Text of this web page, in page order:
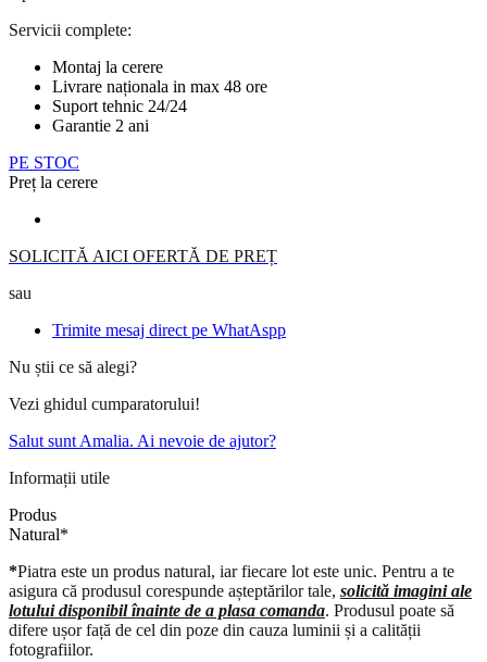
Servicii complete:
Montaj la cerere
Livrare naționala in max 48 ore
Suport tehnic 24/24
Garantie 2 ani
PE STOC
Preț la cerere
SOLICITĂ AICI OFERTĂ DE PREȚ
sau
Trimite mesaj direct pe WhatAspp
Nu știi ce să alegi?
Vezi ghidul cumparatorului!
Salut sunt Amalia. Ai nevoie de ajutor?
Informații utile
Produs
Natural*
*Piatra este un produs natural, iar fiecare lot este unic. Pentru a te
asigura că produsul corespunde așteptărilor tale, solicită imagini ale
lotului disponibil înainte de a plasa comanda. Produsul poate să
difere ușor față de cel din poze din cauza luminii și a calității
fotografiilor.